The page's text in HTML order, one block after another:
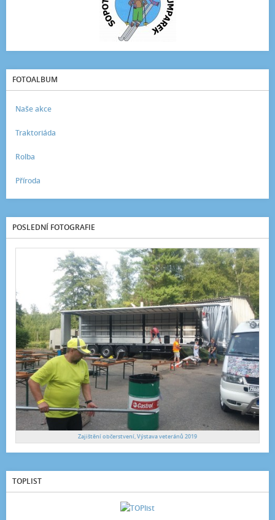
FOTOALBUM
Naše akce
Traktoriáda
Rolba
Příroda
POSLEDNÍ FOTOGRAFIE
Zajištění občerstvení, Výstava veteránů 2019
TOPLIST